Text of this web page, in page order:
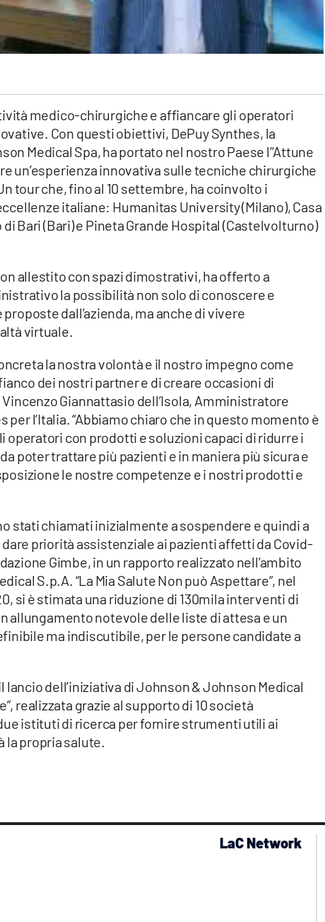
medico-chirurgiche e affiancare gli operatori
Con questi obiettivi, DePuy Synthes, la
Medical Spa, ha portato nel nostro Paese l’’Attune
un’esperienza innovativa sulle tecniche chirurgiche
tour che, fino al 10 settembre, ha coinvolto i
italiane: Humanitas University (Milano), Casa
Bari (Bari) e Pineta Grande Hospital (Castelvolturno)
allestito con spazi dimostrativi, ha offerto a
la possibilità non solo di conoscere e
dall’azienda, ma anche di vivere
virtuale.
la nostra volontà e il nostro impegno come
dei nostri partner e di creare occasioni di
Giannattasio dell’Isola, Amministratore
l’Italia. “Abbiamo chiaro che in questo momento è
con prodotti e soluzioni capaci di ridurre i
poter trattare più pazienti e in maniera più sicura e
le nostre competenze e i nostri prodotti e
stati chiamati inizialmente a sospendere e quindi a
priorità assistenziale ai pazienti affetti da Covid-
Gimbe, in un rapporto realizzato nell’ambito
S.p.A. “La Mia Salute Non può Aspettare”, nel
si è stimata una riduzione di 130mila interventi di
allungamento notevole delle liste di attesa e un
ma indiscutibile, per le persone candidate a
lancio dell’iniziativa di Johnson & Johnson Medical
realizzata grazie al supporto di 10 società
istituti di ricerca per fornire strumenti utili ai
la propria salute.
LaC Network